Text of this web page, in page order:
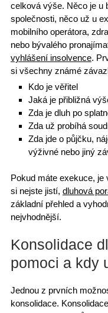
celková výše. Něco je u
společnosti, něco už u
mobilního operátora,
nebo bývalého
vyhlášení insolvence.
si všechny známé
Kdo je věřitel
Jaká je přibližná
Zda je dluh po
Zda už probíhá
Zda jde o půjčku,
výživné nebo jiný
Pokud máte exekuce, je
si nejste jistí, dluhová
základní přehleda
nejvhodnější.
Konsolidace
pomoci a kdy
Jednou z prvních
konsolidace.